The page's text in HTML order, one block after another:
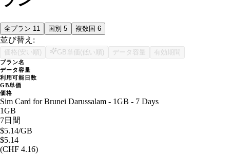
全プラン 11 国別 5 複数国 6
並び替え:
価格(安い順) GB単価(低い順) データ容量 有効期間
プラン名
データ容量
利用可能日数
GB単価
価格
Sim Card for Brunei Darussalam - 1GB - 7 Days
1GB
7日間
$5.14/GB
$5.14
(CHF 4.16)